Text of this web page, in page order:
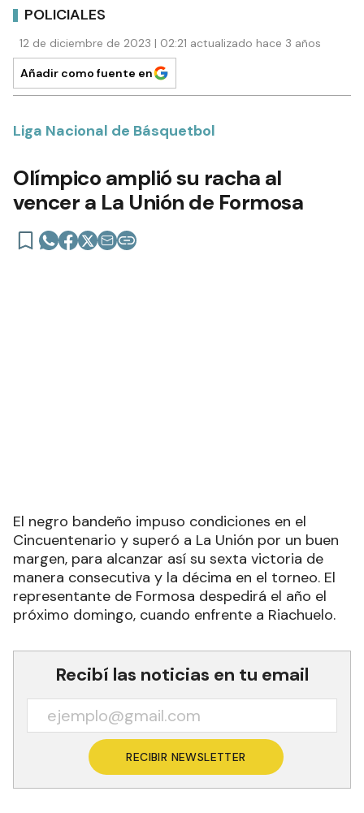
POLICIALES
12 de diciembre de 2023 | 02:21 actualizado hace 3 años
Añadir como fuente en
Liga Nacional de Básquetbol
Olímpico amplió su racha al
vencer a La Unión de Formosa
El negro bandeño impuso condiciones en el
Cincuentenario y superó a La Unión por un buen
margen, para alcanzar así su sexta victoria de
manera consecutiva y la décima en el torneo. El
representante de Formosa despedirá el año el
próximo domingo, cuando enfrente a Riachuelo.
Recibí las noticias en tu email
RECIBIR NEWSLETTER